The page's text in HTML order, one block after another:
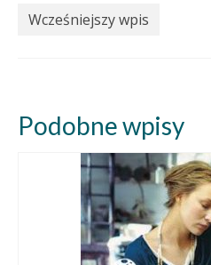
Wcześniejszy wpis
Podobne wpisy